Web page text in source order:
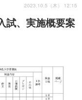
試、実施概要案
2023.10.5（木） 12:15